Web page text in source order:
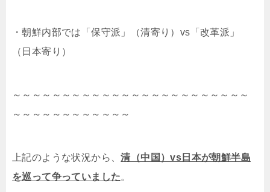
・朝鮮内部では「保守派」（清寄り）vs「改革派」
（日本寄り）
～～～～～～～～～～～～～～～～～～～～～～～～
～～～～～～～～～～～～
上記のような状況から、清（中国）vs日本が朝鮮半島
を巡って争っていました。